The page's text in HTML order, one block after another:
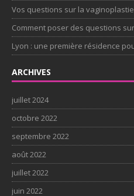
Vos questions sur la
Comment poser des questions
Lyon : une première résidence
ARCHIVES
juillet 2024
octobre 2022
septembre 2022
août 2022
juillet 2022
juin 2022